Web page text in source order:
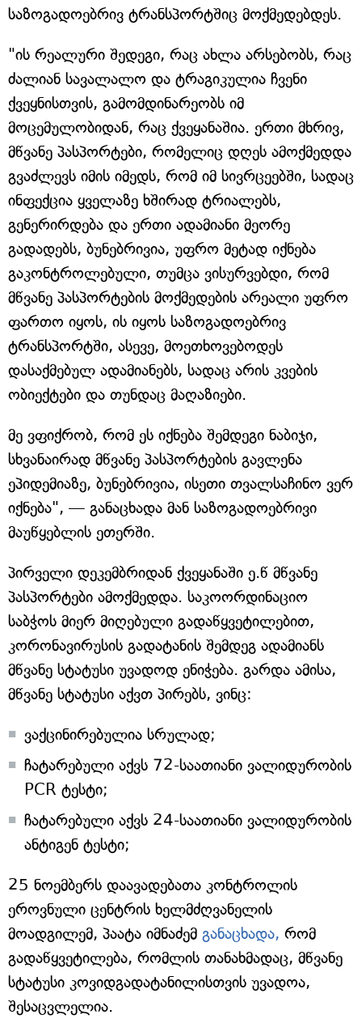
საზოგადოებრივ ტრანსპორტშიც მოქმედებდეს.
"ის რეალური შედეგი, რაც ახლა არსებობს, რაც
ძალიან სავალალო და ტრაგიკულია ჩვენი
ქვეყნისთვის, გამომდინარეობს იმ
მოცემულობიდან, რაც ქვეყანაშია. ერთი მხრივ,
მწვანე პასპორტები, რომელიც დღეს ამოქმედდა
გვაძლევს იმის იმედს, რომ იმ სივრცეებში, სადაც
ინფექცია ყველაზე ხშირად ტრიალებს,
გენერირდება და ერთი ადამიანი მეორე
გადადებს, ბუნებრივია, უფრო მეტად იქნება
გაკონტროლებული, თუმცა ვისურვებდი, რომ
მწვანე პასპორტების მოქმედების არეალი უფრო
ფართო იყოს, ის იყოს საზოგადოებრივ
ტრანსპორტში, ასევე, მოეთხოვებოდეს
დასაქმებულ ადამიანებს, სადაც არის კვების
ობიექტები და თუნდაც მაღაზიები.
მე ვფიქრობ, რომ ეს იქნება შემდეგი ნაბიჯი,
სხვანაირად მწვანე პასპორტების გავლენა
ეპიდემიაზე, ბუნებრივია, ისეთი თვალსაჩინო ვერ
იქნება", — განაცხადა მან საზოგადოებრივი
მაუწყებლის ეთერში.
პირველი დეკემბრიდან ქვეყანაში ე.წ მწვანე
პასპორტები ამოქმედდა. საკოორდინაციო
საბჭოს მიერ მიღებული გადაწყვეტილებით,
კორონავირუსის გადატანის შემდეგ ადამიანს
მწვანე სტატუსი უვადოდ ენიჭება. გარდა ამისა,
მწვანე სტატუსი აქვთ პირებს, ვინც:
ვაქცინირებულია სრულად;
ჩატარებული აქვს 72-საათიანი ვალიდურობის
PCR ტესტი;
ჩატარებული აქვს 24-საათიანი ვალიდურობის
ანტიგენ ტესტი;
25 ნოემბერს დაავადებათა კონტროლის
ეროვნული ცენტრის ხელმძღვანელის
მოადგილემ, პაატა იმნაძემ განაცხადა, რომ
გადაწყვეტილება, რომლის თანახმადაც, მწვანე
სტატუსი კოვიდგადატანილისთვის უვადოა,
შესაცვლელია.